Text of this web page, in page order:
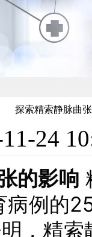
探索精索静脉曲
24
的影响
病例的
，精